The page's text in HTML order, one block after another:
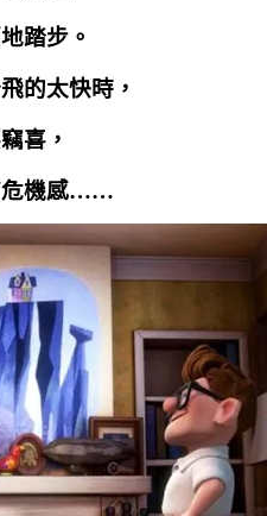
踏步。
的太快時，
喜，
危機感……